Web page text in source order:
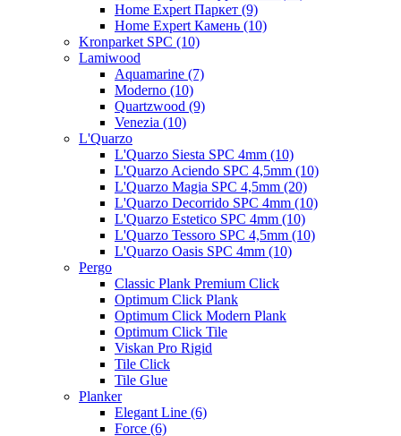
Home Expert Паркет (9)
Home Expert Камень (10)
Kronparket SPC (10)
Lamiwood
Aquamarine (7)
Moderno (10)
Quartzwood (9)
Venezia (10)
L'Quarzo
L'Quarzo Siesta SPC 4mm (10)
L'Quarzo Aciendo SPC 4,5mm (10)
L'Quarzo Magia SPC 4,5mm (20)
L'Quarzo Decorrido SPC 4mm (10)
L'Quarzo Estetico SPC 4mm (10)
L'Quarzo Tessoro SPC 4,5mm (10)
L'Quarzo Oasis SPC 4mm (10)
Pergo
Classic Plank Premium Click
Optimum Click Plank
Optimum Click Modern Plank
Optimum Click Tile
Viskan Pro Rigid
Tile Click
Tile Glue
Planker
Elegant Line (6)
Force (6)